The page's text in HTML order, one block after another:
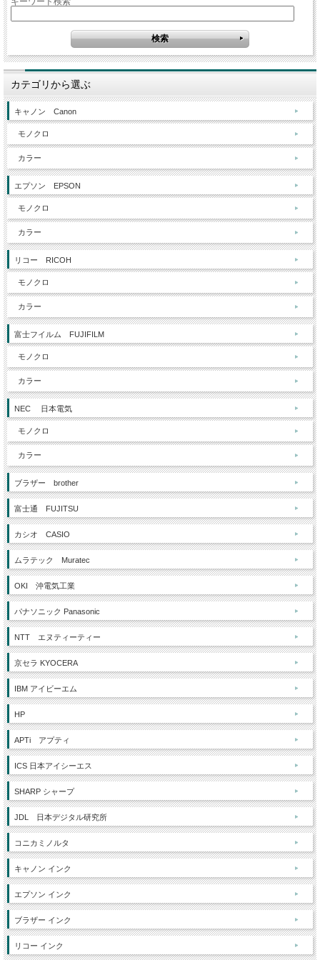
カテゴリから選ぶ
キャノン Canon
モノクロ
カラー
エプソン EPSON
モノクロ
カラー
リコー RICOH
モノクロ
カラー
富士フイルム FUJIFILM
モノクロ
カラー
NEC 日本電気
モノクロ
カラー
ブラザー brother
富士通 FUJITSU
カシオ CASIO
ムラテック Muratec
OKI 沖電気工業
パナソニック Panasonic
NTT エヌティーティー
京セラ KYOCERA
IBM アイビーエム
HP
APTi アプティ
ICS 日本アイシーエス
SHARP シャープ
JDL 日本デジタル研究所
コニカミノルタ
キャノン インク
エプソン インク
ブラザー インク
リコー インク